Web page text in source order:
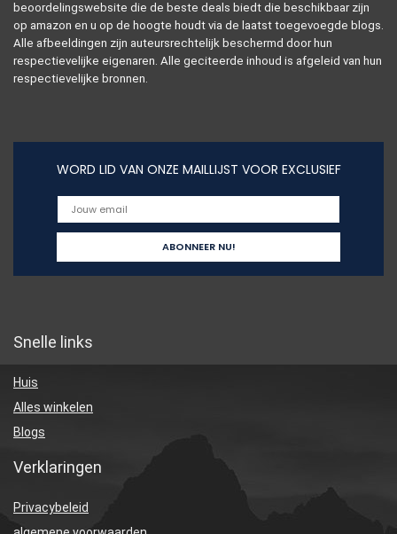
beoordelingswebsite die de beste deals biedt die beschikbaar zijn
op amazon en u op de hoogte houdt via de laatst toegevoegde blogs.
Alle afbeeldingen zijn auteursrechtelijk beschermd door hun
respectievelijke eigenaren. Alle geciteerde inhoud is afgeleid van hun
respectievelijke bronnen.
WORD LID VAN ONZE MAILLIJST VOOR EXCLUSIEF
Snelle links
Huis
Alles winkelen
Blogs
Verklaringen
Privacybeleid